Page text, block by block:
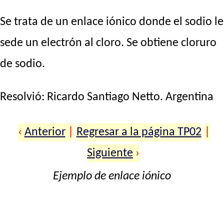
Se trata de un enlace iónico donde el sodio le
sede un electrón al cloro. Se obtiene cloruro
de sodio.
Resolvió: Ricardo Santiago Netto. Argentina
‹ Anterior Regresar a la página TP02
Siguiente ›
Ejemplo de enlace iónico